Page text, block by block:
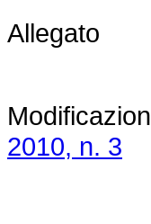
Allegato
2010, n. 3